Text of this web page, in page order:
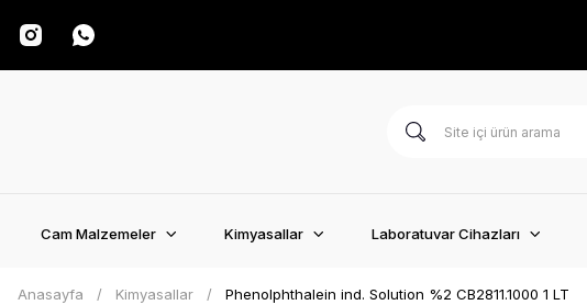
Cam Malzemeler Kimyasallar Laboratuvar Cihazları
Anasayfa Kimyasallar Phenolphthalein ind. Solution %2 CB2811.1000 1 LT